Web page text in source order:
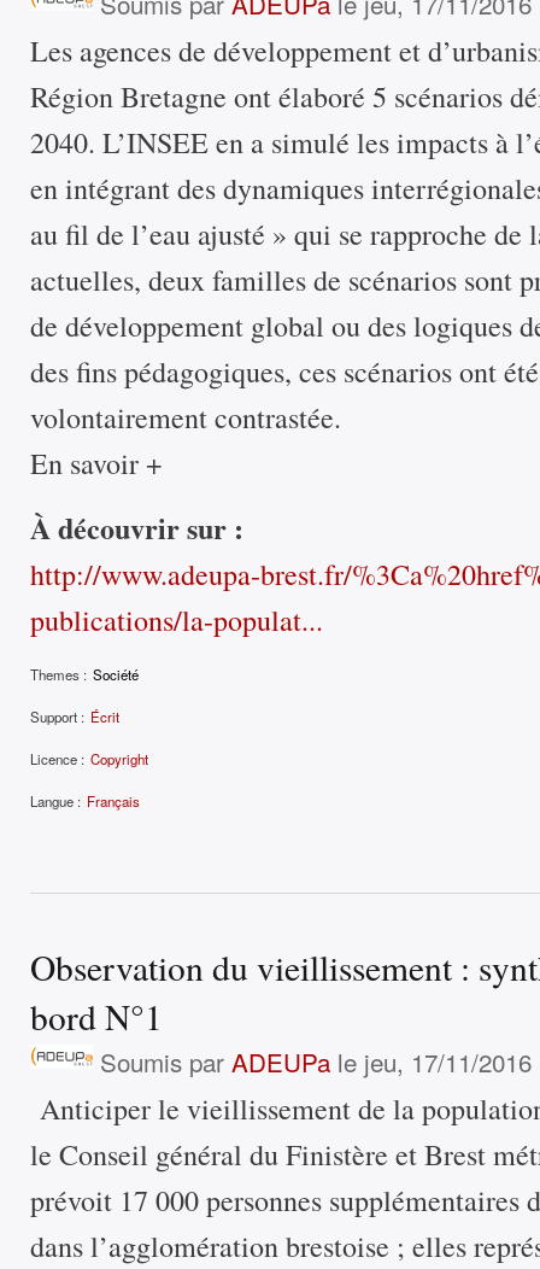
Les agences de développement et
Région Bretagne ont élaboré 5 scénarios
2040. L’INSEE en a simulé les impacts à
en intégrant des dynamiques
au fil de l’eau ajusté » qui se rapproche de
actuelles, deux familles de scénarios sont
de développement global ou des logiques
des fins pédagogiques, ces scénarios ont
volontairement contrastée.
En savoir +
À découvrir sur :
http://www.adeupa-brest.fr/
publications/la-populat...
Themes : Société
Support : Écrit
Licence : Copyright
Langue : Français
Observation du vieillissement :
bord N°1
Soumis par ADEUPale jeu, 17/11/2016
Anticiper le vieillissement de la
le Conseil général du Finistère et Brest
prévoit 17 000 personnes supplémentaires
dans l’agglomération brestoise ; elles